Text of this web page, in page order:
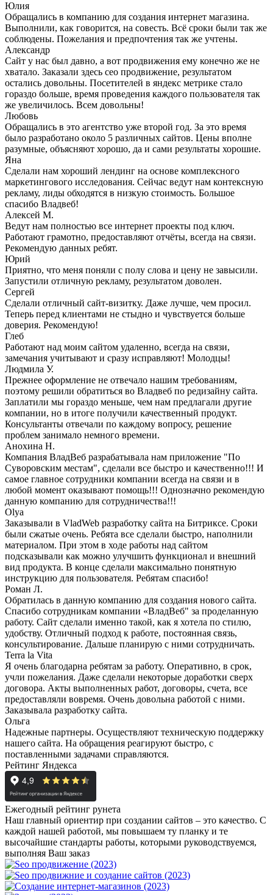
Юлия
Обращались в компанию для создания интернет магазина.
Выполнили, как говорится, на совесть. Всё сроки были так же
соблюдены. Пожелания и предпочтения так же учтены.
Александр
Сайт у нас был давно, а вот продвижения ему конечно же не
хватало. Заказали здесь сео продвижение, результатом
остались довольны. Посетителей в яндекс метрике стало
гораздо больше, время проведения каждого пользователя так
же увеличилось. Всем довольны!
Любовь
Обращались в это агентство уже второй год. За это время
было разработано около 5 различных сайтов. Цены вполне
разумные, объясняют хорошо, да и сами результаты хорошие.
Яна
Сделали нам хороший лендинг на основе комплексного
маркетингового исследования. Сейчас ведут нам контексную
рекламу, лиды обходятся в низкую стоимость. Большое
спасибо Владвеб!
Алексей М.
Ведут нам полностью все интернет проекты под ключ.
Работают грамотно, предоставляют отчёты, всегда на связи.
Рекомендую данных ребят.
Юрий
Приятно, что меня поняли с полу слова и цену не завысили.
Запустили отличную рекламу, результатом доволен.
Сергей
Сделали отличный сайт-визитку. Даже лучше, чем просил.
Теперь перед клиентами не стыдно и чувствуется больше
доверия. Рекомендую!
Глеб
Работают над моим сайтом удаленно, всегда на связи,
замечания учитывают и сразу исправляют! Молодцы!
Людмила У.
Прежнее оформление не отвечало нашим требованиям,
поэтому решили обратиться во Владвеб по редизайну сайта.
Заплатили мы гораздо меньше, чем нам предлагали другие
компании, но в итоге получили качественный продукт.
Консультанты отвечали по каждому вопросу, решение
проблем занимало немного времени.
Анохина Н.
Компания ВладВеб разрабатывала нам приложение "По
Суворовским местам", сделали все быстро и качественно!!! И
самое главное сотрудники компании всегда на связи и в
любой момент оказывают помощь!!! Однозначно рекомендую
данную компанию для сотрудничества!!!
Olya
Заказывали в VladWeb разработку сайта на Битриксе. Сроки
были сжатые очень. Ребята все сделали быстро, наполнили
материалом. При этом в ходе работы над сайтом
подсказывали как можно улучшить функционал и внешний
вид продукта. В конце сделали максимально понятную
инструкцию для пользователя. Ребятам спасибо!
Роман Л.
Обратилась в данную компанию для создания нового сайта.
Спасибо сотрудникам компании «ВладВеб" за проделанную
работу. Сайт сделали именно такой, как я хотела по стилю,
удобству. Отличный подход к работе, постоянная связь,
консультирование. Дальше планирую с ними сотрудничать.
Terra la Vita
Я очень благодарна ребятам за работу. Оперативно, в срок,
учли пожелания. Даже сделали некоторые доработки сверх
договора. Акты выполненных работ, договоры, счета, все
предоставляли вовремя. Очень довольна работой с ними.
Заказывала разработку сайта.
Ольга
Надежные партнеры. Осуществляют техническую поддержку
нашего сайта. На обращения реагируют быстро, с
поставленными задачами справляются.
Рейтинг Яндекса
Ежегодный рейтинг рунета
Наш главный ориентир при создании сайтов – это качество. С
каждой нашей работой, мы повышаем ту планку и те
высочайшие стандарты работы, которыми руководствуемся,
выполняя Ваш заказ